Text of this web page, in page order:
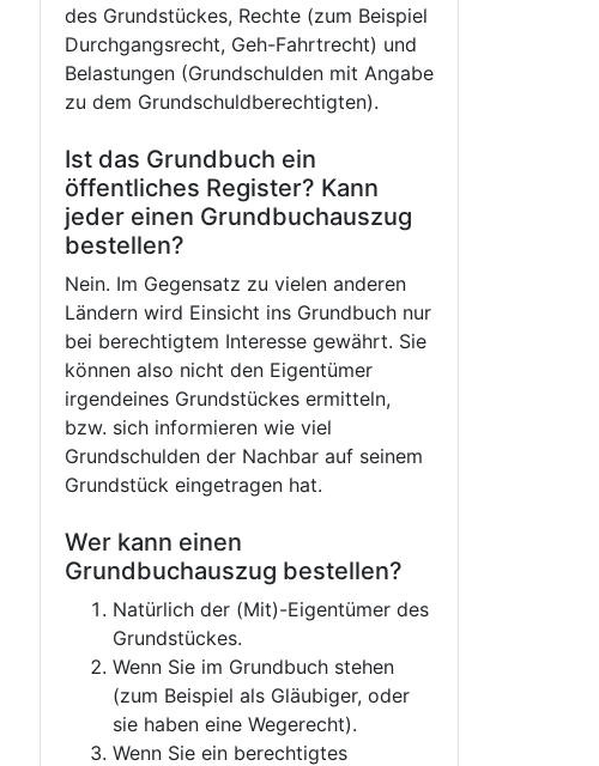
des Grundstückes, Rechte (zum Beispiel
Durchgangsrecht, Geh-Fahrtrecht) und
Belastungen (Grundschulden mit Angabe
zu dem Grundschuldberechtigten).
Ist das Grundbuch ein
öffentliches Register? Kann
jeder einen Grundbuchauszug
bestellen?
Nein. Im Gegensatz zu vielen anderen
Ländern wird Einsicht ins Grundbuch nur
bei berechtigtem Interesse gewährt. Sie
können also nicht den Eigentümer
irgendeines Grundstückes ermitteln,
bzw. sich informieren wie viel
Grundschulden der Nachbar auf seinem
Grundstück eingetragen hat.
Wer kann einen
Grundbuchauszug bestellen?
Natürlich der (Mit)-Eigentümer des
Grundstückes.
Wenn Sie im Grundbuch stehen
(zum Beispiel als Gläubiger, oder
sie haben eine Wegerecht).
Wenn Sie ein berechtigtes